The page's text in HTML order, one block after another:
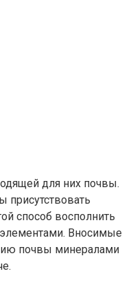
для них почвы.
присутствовать
способ восполнить
Вносимые
почвы минералами